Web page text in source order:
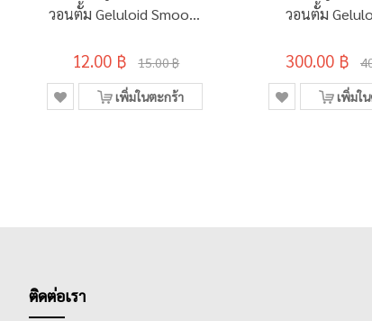
วอนตั้ม Geluloid Smooth
12.00 ฿ 15.00 ฿
เพิ่มในตะกร้า
วอนตั้ม
สี (กระบอก
300.00 ฿
เพิ่มใ
ติดต่อเรา